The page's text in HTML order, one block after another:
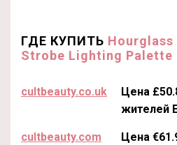
ГДЕ КУПИТЬ
Strobe Lighting Palette
cultbeauty.co.uk
Цена
жителей
cultbeauty.com
Цена